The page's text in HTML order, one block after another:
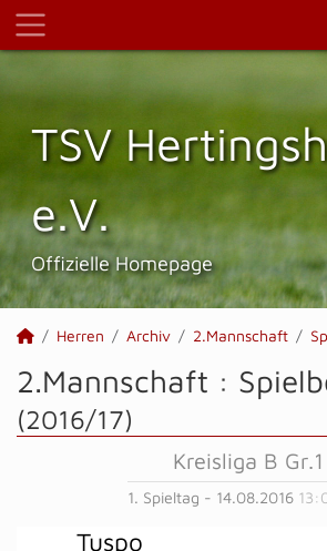
TSV
e.V.
Offizielle Homepage
Herren Archiv 2.Mannschaft
2.Mannschaft :
(2016/17)
Kreisliga B Gr.1
1. Spieltag - 14.08.2016
Tuspo